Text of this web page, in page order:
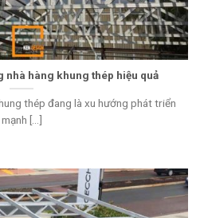
nhà hàng khung thép hiệu quả
thép đang là xu hướng phát triển
mạnh [...]